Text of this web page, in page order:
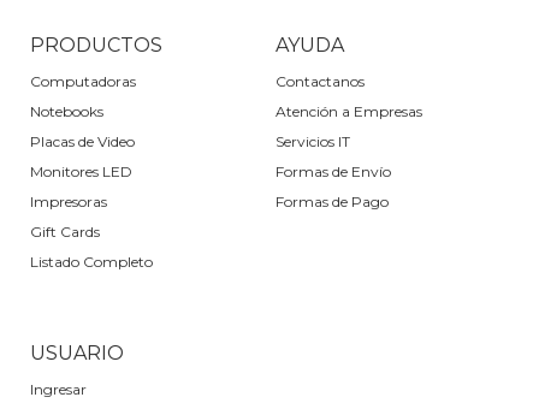
PRODUCTOS
Computadoras
Notebooks
Placas de Video
Monitores LED
Impresoras
Gift Cards
Listado Completo
AYUDA
Contactanos
Atención a Empresas
Servicios IT
Formas de Envío
Formas de Pago
USUARIO
Ingresar